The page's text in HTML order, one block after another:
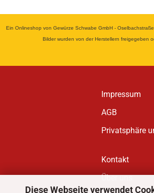
Diese Webseite verwendet
Ein Onlineshop von Gewürze Schwabe GmbH -
Bilder wurden von der Herstellern freigegeben
Impressum
AGB
Privatsphäre
Kontakt
Über uns